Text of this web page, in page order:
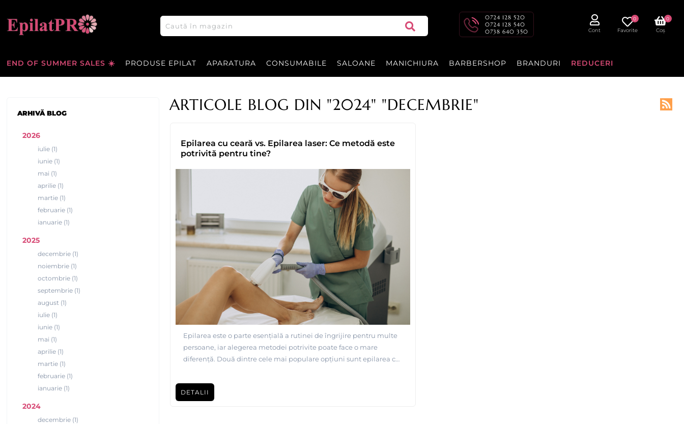
0724 128 520
0724 128 540
0738 640 350
Cont Favorite
0
Coș
0
END OF SUMMER SALES ☀️ PRODUSE EPILAT APARATURA CONSUMABILE SALOANE MANICHIURA BARBERSHOP BRANDURI REDUCERI
ARHIVĂ BLOG
2026
iulie (1)
iunie (1)
mai (1)
aprilie (1)
martie (1)
februarie (1)
ianuarie (1)
2025
decembrie (1)
noiembrie (1)
octombrie (1)
septembrie (1)
august (1)
iulie (1)
iunie (1)
mai (1)
aprilie (1)
martie (1)
februarie (1)
ianuarie (1)
2024
decembrie (1)
ARTICOLE BLOG DIN "2024" "DECEMBRIE"
Epilarea cu ceară vs. Epilarea laser: Ce metodă este
potrivită pentru tine?
Epilarea este o parte esențială a rutinei de îngrijire pentru multe
persoane, iar alegerea metodei potrivite poate face o mare
diferență. Două dintre cele mai populare opțiuni sunt epilarea cu
dezavantaje, iar decizia depinde de nevoile, bugetul și
preferințele fiecărei persoane. În acest articol, vom compara
DETALII